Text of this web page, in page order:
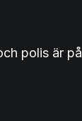
polis är på